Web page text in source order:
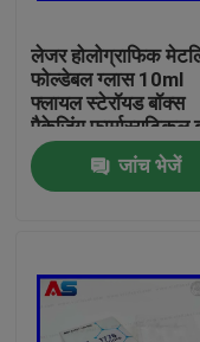
घर
हमारे बारे में
लेजर होलोग्राफिक
फोल्डेबल ग्लास 10ml
फ्लायल स्टेरॉयड बॉक्स
पैकेजिंग फार्मास्यूटिकल
लेबल
जांच भेजें